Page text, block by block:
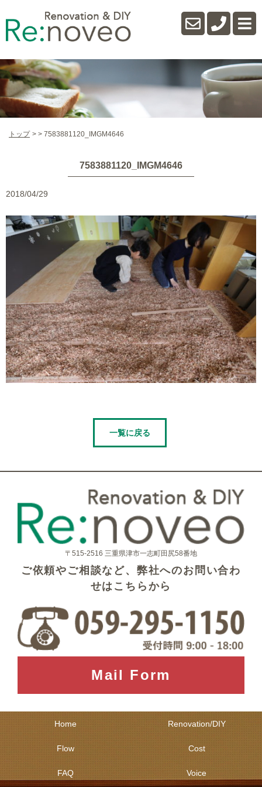
トップ 7583881120_IMGM4646
7583881120_IMGM4646
2018/04/29
一覧に戻る
〒515-2516 三重県津市一志町田尻58番地
ご依頼やご相談など、弊社へのお問い合わ
せはこちらから
Mail Form
Home Renovation/DIY
Flow Cost
FAQ Voice